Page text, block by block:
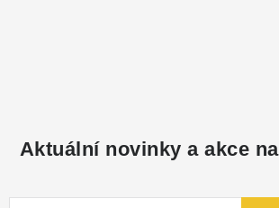
Aktuální novinky a akce